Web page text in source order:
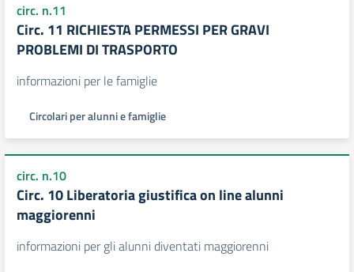
circ. n.11
Circ. 11 RICHIESTA PERMESSI PER GRAVI
PROBLEMI DI TRASPORTO
informazioni per le famiglie
Circolari per alunni e famiglie
circ. n.10
Circ. 10 Liberatoria giustifica on line alunni
maggiorenni
informazioni per gli alunni diventati maggiorenni